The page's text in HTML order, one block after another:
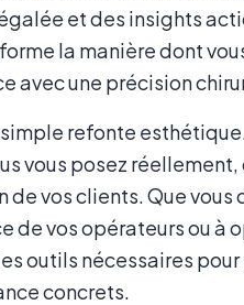
et des insights
la manière dont
avec une précision
simple refonte
vous posez
vos clients. Que vous
de vos opérateurs ou à
outils nécessaires
concrets.